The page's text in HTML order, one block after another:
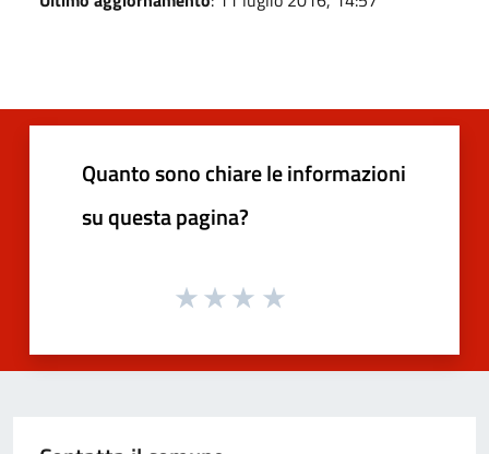
Quanto sono chiare le informazioni
su questa pagina?